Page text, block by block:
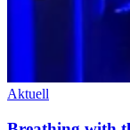
Aktuell